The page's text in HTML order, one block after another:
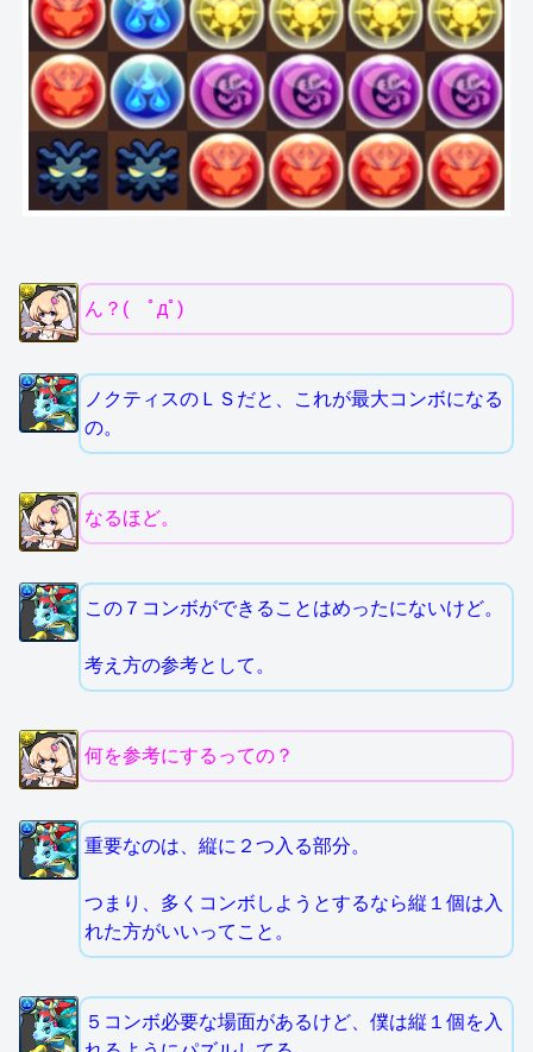
ん？( ﾟдﾟ)
ノクティスのＬＳだと、これが最大コンボになる
の。
なるほど。
この７コンボができることはめったにないけど。
考え方の参考として。
何を参考にするっての？
重要なのは、縦に２つ入る部分。
つまり、多くコンボしようとするなら縦１個は入
れた方がいいってこと。
５コンボ必要な場面があるけど、僕は縦１個を入